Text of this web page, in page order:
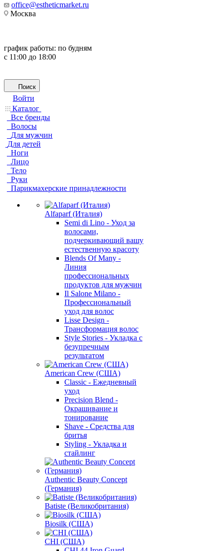
office@estheticmarket.ru
Москва
график работы: по будням
с 11:00 до 18:00
Поиск
Войти
Каталог
Все бренды
Волосы
Для мужчин
Для детей
Ноги
Лицо
Тело
Руки
Парикмахерские принадлежности
Alfaparf (Италия)
Semi di Lino - Уход за
волосами,
подчеркивающий вашу
естественную красоту
Blends Of Many -
Линия
профессиональных
продуктов для мужчин
Il Salone Milano -
Профессиональный
уход для волос
Lisse Design -
Трансформация волос
Style Stories - Укладка с
безупречным
результатом
American Crew (США)
Classic - Ежедневный
уход
Precision Blend -
Окрашивание и
тонирование
Shave - Средства для
бритья
Styling - Укладка и
стайлинг
Authentic Beauty Concept
(Германия)
Batiste (Великобритания)
Biosilk (США)
CHI (США)